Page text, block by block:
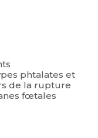
phtalates et
de la rupture
fœtales